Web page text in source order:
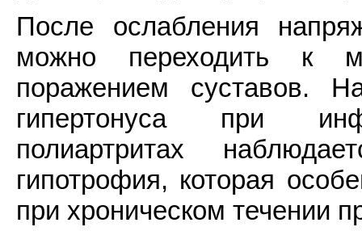
После ослабления
можно переходить к
поражением суставов.
гипертонуса при
полиартритах
гипотрофия, которая
при хроническом течении